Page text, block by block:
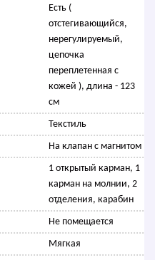
Есть (
отстегивающийся,
нерегулируемый,
цепочка
переплетенная с
кожей ), длина - 123
см
Текстиль
На клапан с магнитом
1 открытый карман, 1
карман на молнии, 2
отделения, карабин
Не помещается
Мягкая